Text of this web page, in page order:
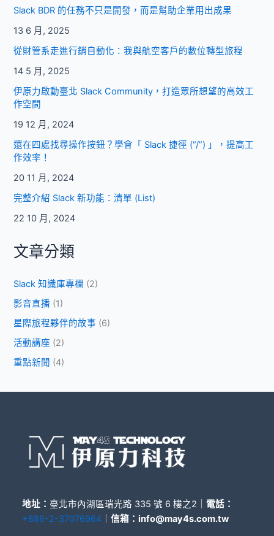
至
重
要
的
Slack BDR 的任務不只是開發，而是幫助企業用出成果
13 6 月, 2025
從財管系走進行銷自動化：我與航空客戶的數位轉型旅程
14 5 月, 2025
伊原力啟動臺北 Slack Community，打造眾所想望的高效工
作空間
19 12 月, 2024
還在四處找尋操作按鈕？學會「 Slack 捷徑 (“/”) 」，提高工
作效率！
20 11 月, 2024
完整介紹 Slack 新功能：清單 (List)
22 10 月, 2024
文章分類
Slack 知識庫專欄 (2)
影音直播 (1)
星際旅程夥伴的故事 (6)
活動講座 (2)
重點新聞 (4)
地址： 臺北市內湖區瑞光路 335 號 6 樓之2｜ 電話：
+886-2-37076964
信箱： info@may4s.com.tw